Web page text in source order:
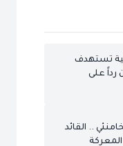
تستهدف
رداً على
.. القائد